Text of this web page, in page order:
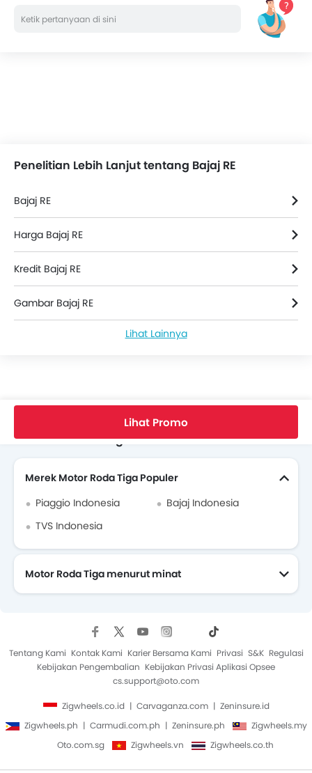
Penelitian Lebih Lanjut tentang Bajaj RE
Bajaj RE
Harga Bajaj RE
Kredit Bajaj RE
Gambar Bajaj RE
Bajaj RE FAQs
Brosur Bajaj RE
Dealer Bajaj
Lihat Lainnya
Lihat Promo
Cari Motor Roda Tiga Lain
Merek Motor Roda Tiga Populer
Piaggio Indonesia
Bajaj Indonesia
TVS Indonesia
Motor Roda Tiga menurut minat
Tentang Kami Kontak Kami Karier Bersama Kami Privasi S&K Regulasi
Kebijakan Pengembalian Kebijakan Privasi Aplikasi Opsee
cs.support@oto.com
Zigwheels.co.id Carvaganza.com
Zeninsure.id
Zigwheels.ph
Carmudi.com.ph Zeninsure.ph
Zigwheels.my
Oto.com.sg
Zigwheels.vn Zigwheels.co.th